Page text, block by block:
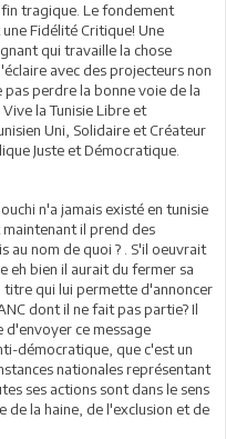
tragique. Le fondement
Fidélité Critique! Une
qui travaille la chose
avec des projecteurs non
perdre la bonne voie de la
la Tunisie Libre et
Uni, Solidaire et Créateur
Juste et Démocratique.
n'a jamais existé en tunisie
il prend des
au nom de quoi ? . S'il oeuvrait
eh bien il aurait du fermer sa
titre qui lui permette d'annoncer
dont il ne fait pas partie? Il
ce message
démocratique, que c'est un
nationales représentant
ses actions sont dans le sens
de la haine, de l'exclusion et de